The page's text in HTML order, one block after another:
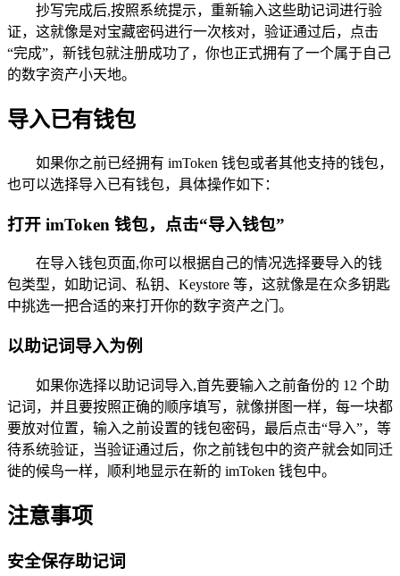
抄写完成后,按照系统提示，重新输入这些助记词进行验
证，这就像是对宝藏密码进行一次核对，验证通过后，点击
“完成”，新钱包就注册成功了，你也正式拥有了一个属于自己
的数字资产小天地。
导入已有钱包
如果你之前已经拥有 imToken 钱包或者其他支持的钱包，
也可以选择导入已有钱包，具体操作如下：
打开 imToken 钱包，点击“导入钱包”
在导入钱包页面,你可以根据自己的情况选择要导入的钱
包类型，如助记词、私钥、Keystore 等，这就像是在众多钥匙
中挑选一把合适的来打开你的数字资产之门。
以助记词导入为例
如果你选择以助记词导入,首先要输入之前备份的 12 个助
记词，并且要按照正确的顺序填写，就像拼图一样，每一块都
要放对位置，输入之前设置的钱包密码，最后点击“导入”，等
待系统验证，当验证通过后，你之前钱包中的资产就会如同迁
徙的候鸟一样，顺利地显示在新的 imToken 钱包中。
注意事项
安全保存助记词